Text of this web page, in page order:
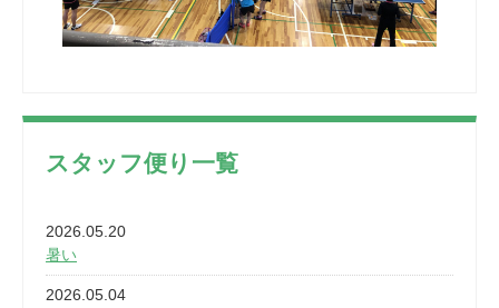
スタッフ便り一覧
2026.05.20
暑い
2026.05.04